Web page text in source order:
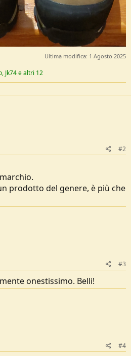
Ultima modifica: 1 Agosto 2025
, Jk74e altri 12
#2
prodotto del genere, è più che
#3
onestissimo. Belli!
#4